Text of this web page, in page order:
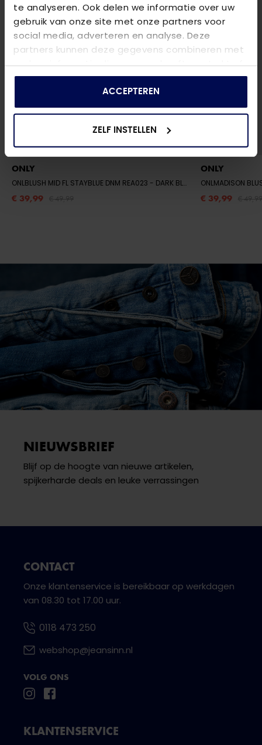
te analyseren. Ook delen we informatie over uw
gebruik van onze site met onze partners voor
social media, adverteren en analyse. Deze
partners kunnen deze gegevens combineren met
andere informatie die u aan ze heeft verstrekt of
die ze hebben verzameld op basis van uw gebruik
ACCEPTEREN
ZELF INSTELLEN
ONLY
ONLBLUSH MID FL STAYBLUE DNM REA023 - DARK BLUE DENIM
€ 39,99
ONLY
ONLMADISON
€ 39,99
NIEUWSBRIEF
Blijf op de hoogte van nieuwe artikelen,
spijkerharde deals en leuke verrassingen
CONTACT
Onze klantenservice is bereikbaar op werkdagen
van 08.30 tot 17.00 uur.
0118 473 250
webshop@jeansinn.nl
VOLG ONS
KLANTENSERVICE